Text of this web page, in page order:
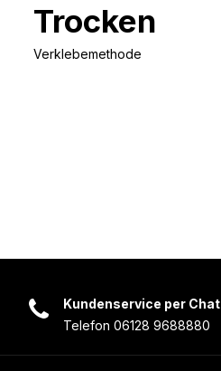
Trocken
Verklebemethode
Kundenservice per Chat
Telefon 06128 9688880